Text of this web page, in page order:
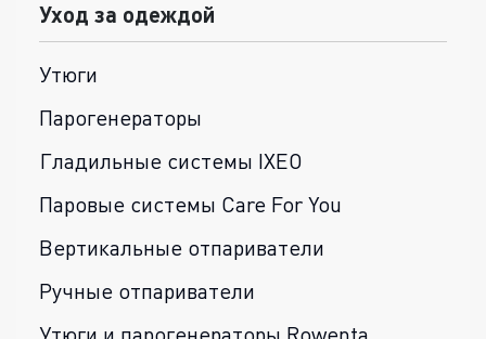
Уход за одеждой
Утюги
Парогенераторы
Гладильные системы IXEO
Паровые системы Care For You
Вертикальные отпариватели
Ручные отпариватели